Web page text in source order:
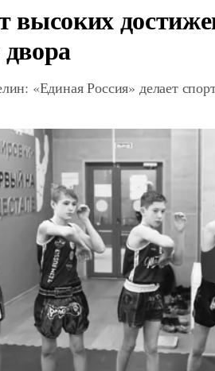
«Единая Россия» делает